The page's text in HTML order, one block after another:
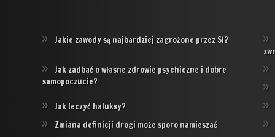
Jakie zawody są najbardziej zagrożone przez SI?
Jak zadbać o własne zdrowie psychiczne i dobre
samopoczucie?
Jak leczyć haluksy?
Zmiana definicji drogi może sporo namieszać